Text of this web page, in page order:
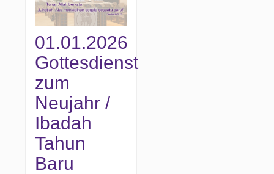
01.01.2026
Gottesdienst
zum
Neujahr /
Ibadah
Tahun
Baru